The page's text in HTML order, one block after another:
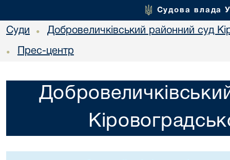
Судова влада
Суди • Добровеличківський районний суд
• Прес-центр